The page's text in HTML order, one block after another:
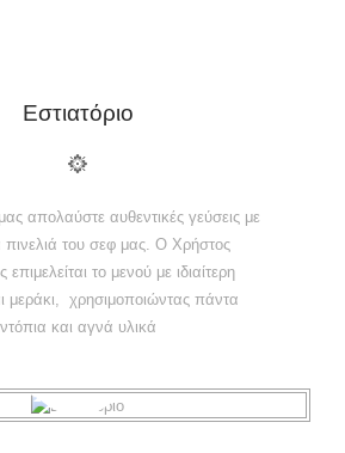
Εστιατόριο
απολαύστε αυθεντικές γεύσεις με
πινελιά του σεφ μας. Ο Χρήστος
το μενού με ιδιαίτερη
μεράκι, χρησιμοποιώντας πάντα
ντόπια και αγνά υλικά